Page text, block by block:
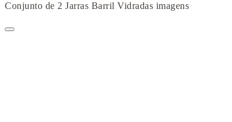
Conjunto de 2 Jarras Barril Vidradas imagens